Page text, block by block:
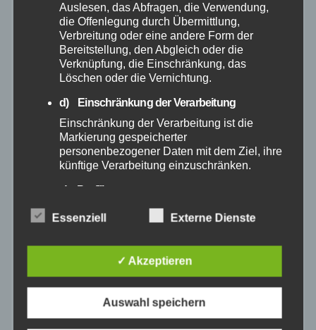
Februar 2025
Januar 2025
Dezember 2024
November 2024
Oktober 2024
Auslesen, das Abfragen, die Verwendung,
die Offenlegung durch Übermittlung,
Verbreitung oder eine andere Form der
Bereitstellung, den Abgleich oder die
Verknüpfung, die Einschränkung, das
Löschen oder die Vernichtung.
d) Einschränkung der Verarbeitung
Einschränkung der Verarbeitung ist die
Markierung gespeicherter
personenbezogener Daten mit dem Ziel, ihre
künftige Verarbeitung einzuschränken.
e) Profiling
Profiling ist jede Art der automatisierten
Verarbeitung personenbezogener Daten, die
werden, um bestimmte persönliche Aspekte,
die sich auf eine natürliche Person beziehen,
zu bewerten, insbesondere, um Aspekte
bezüglich Arbeitsleistung, wirtschaftlicher
Essenziell Externe Dienste
✓ Akzeptieren
Auswahl speichern